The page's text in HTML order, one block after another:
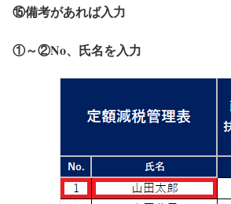
⑮備考があれば入力
①～②No、氏名を入力